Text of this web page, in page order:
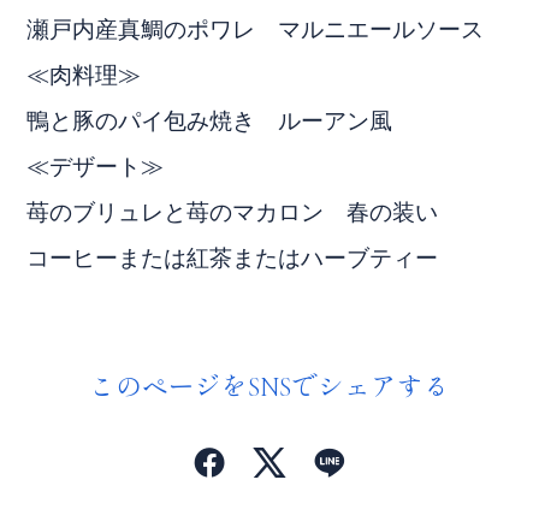
瀬戸内産真鯛のポワレ マルニエールソース
≪肉料理≫
鴨と豚のパイ包み焼き ルーアン風
≪デザート≫
苺のブリュレと苺のマカロン 春の装い
コーヒーまたは紅茶またはハーブティー
このページをSNSでシェアする